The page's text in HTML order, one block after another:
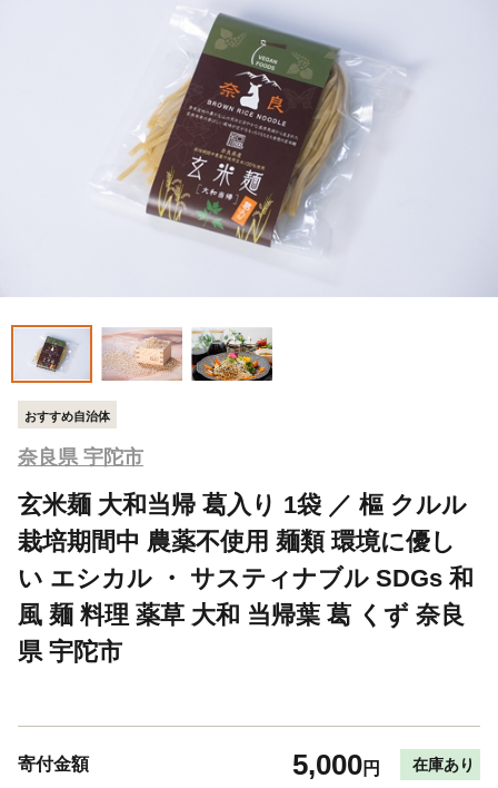
おすすめ自治体
奈良県 宇陀市
玄米麺 大和当帰 葛入り 1袋 ／ 樞 クルル
栽培期間中 農薬不使用 麺類 環境に優し
い エシカル ・ サスティナブル SDGs 和
風 麺 料理 薬草 大和 当帰葉 葛 くず 奈良
県 宇陀市
寄付金額 5,000円 在庫あり